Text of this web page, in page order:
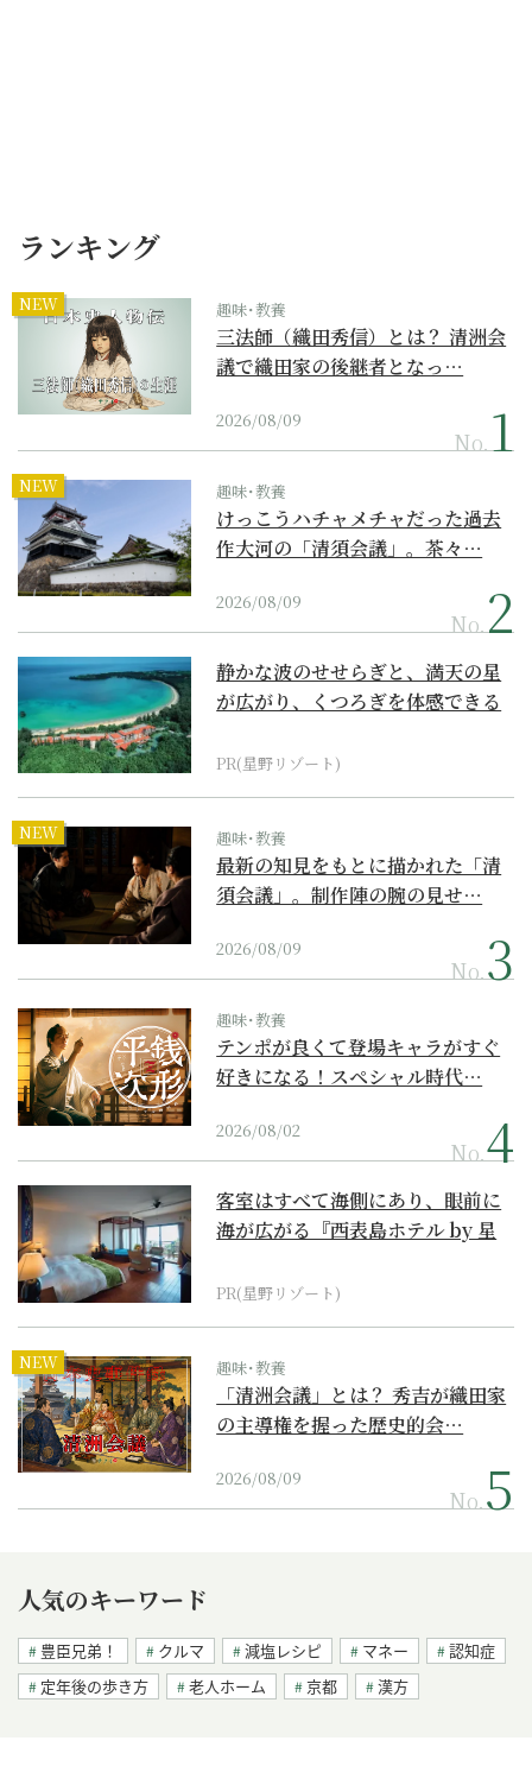
ランキング
NEW 趣味･教養
三法師（織田秀信）とは？ 清洲会
議で織田家の後継者となっ…
2026/08/09
No.
NEW 趣味･教養
けっこうハチャメチャだった過去
作大河の「清須会議」。茶々…
2026/08/09
No.
静かな波のせせらぎと、満天の星
が広がり、くつろぎを体感できる
PR(星野リゾート)
NEW 趣味･教養
最新の知見をもとに描かれた「清
須会議」。制作陣の腕の見せ…
2026/08/09
No.
趣味･教養
テンポが良くて登場キャラがすぐ
好きになる！スペシャル時代…
2026/08/02
No.
客室はすべて海側にあり、眼前に
海が広がる『西表島ホテル by 星
PR(星野リゾート)
NEW 趣味･教養
「清洲会議」とは？ 秀吉が織田家
の主導権を握った歴史的会…
2026/08/09
No.
人気のキーワード
豊臣兄弟！ クルマ 減塩レシピ マネー
認知症
定年後の歩き方
老人ホーム 京都 漢方